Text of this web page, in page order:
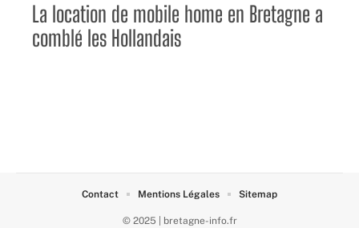
La location de mobile home en Bretagne a
comblé les Hollandais
© 2025 | bretagne-info.fr
Contact Mentions Légales Sitemap